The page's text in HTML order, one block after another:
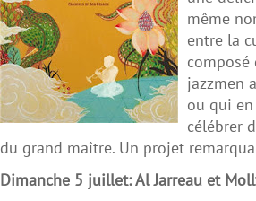
même
entre la
composé
jazzmen
ou qui
célébrer
du grand maître. Un projet
Dimanche 5 juillet: Al Jarreau et